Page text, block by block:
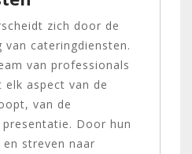
zich door de
cateringdiensten.
van professionals
aspect van de
van de
Door hun
streven naar